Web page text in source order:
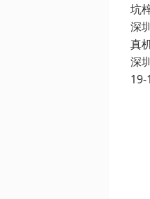
坑
深
真
深
19-